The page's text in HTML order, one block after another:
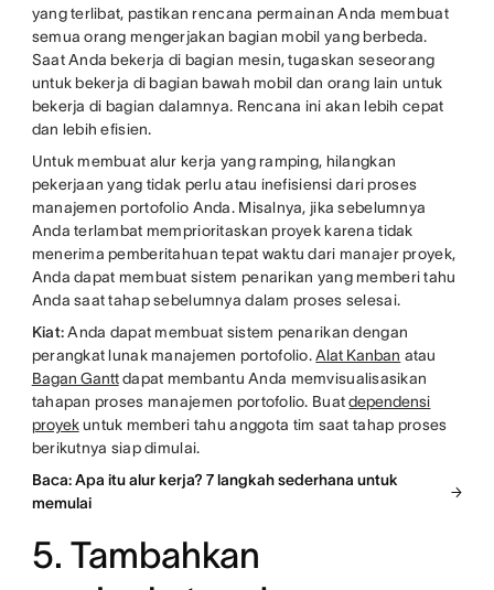
yang terlibat, pastikan rencana permainan Anda membuat
semua orang mengerjakan bagian mobil yang berbeda.
Saat Anda bekerja di bagian mesin, tugaskan seseorang
untuk bekerja di bagian bawah mobil dan orang lain untuk
bekerja di bagian dalamnya. Rencana ini akan lebih cepat
dan lebih efisien.
Untuk membuat alur kerja yang ramping, hilangkan
pekerjaan yang tidak perlu atau inefisiensi dari proses
manajemen portofolio Anda. Misalnya, jika sebelumnya
Anda terlambat memprioritaskan proyek karena tidak
menerima pemberitahuan tepat waktu dari manajer proyek,
Anda dapat membuat sistem penarikan yang memberi tahu
Anda saat tahap sebelumnya dalam proses selesai.
Kiat:Anda dapat membuat sistem penarikan dengan
perangkat lunak manajemen portofolio.Alat Kanban atau
Bagan Ganttdapat membantu Anda memvisualisasikan
tahapan proses manajemen portofolio. Buatdependensi
proyekuntuk memberi tahu anggota tim saat tahap proses
berikutnya siap dimulai.
Baca: Apa itu alur kerja? 7 langkah sederhana untuk
memulai
5. Tambahkan